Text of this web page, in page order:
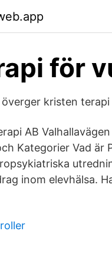
för
kristen terapi
AB
Kategorier Vad är
inom elevhälsa.